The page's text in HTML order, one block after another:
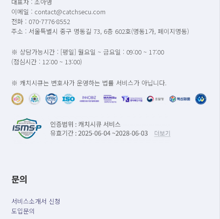
이메일 : contact@catchsecu.com
전화 : 070-7776-8552
주소 : 서울특별시 중구 명동길 73, 6층 602호(명동1가, 페이지명동)
※ 상담가능시간 : [평일] 월요일 ~ 금요일 : 09:00 ~ 17:00
(점심시간 : 12:00 ~ 13:00)
※ 캐치시큐는 변호사가 운영하는 법률 서비스가 아닙니다.
문의
서비스소개서 신청
도입문의